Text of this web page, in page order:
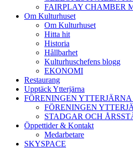
FAIRPLAY CHAMBER
Om Kulturhuset
Om Kulturhuset
Hitta hit
Historia
Hållbarhet
Kulturhuschefens blogg
EKONOMI
Restaurang
Upptäck Ytterjärna
FÖRENINGEN
FÖRENINGEN
STADGAR OCH
Öppettider & Kontakt
Medarbetare
SKYSPACE